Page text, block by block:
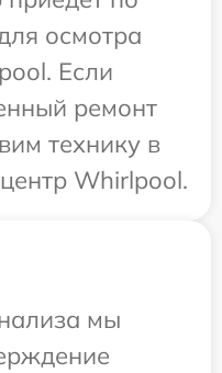
осмотра
Если
ремонт
технику в
Whirlpool.
мы